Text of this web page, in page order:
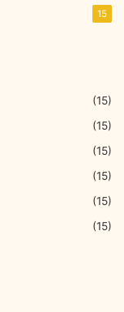
15
(15)
(15)
(15)
(15)
(15)
(15)